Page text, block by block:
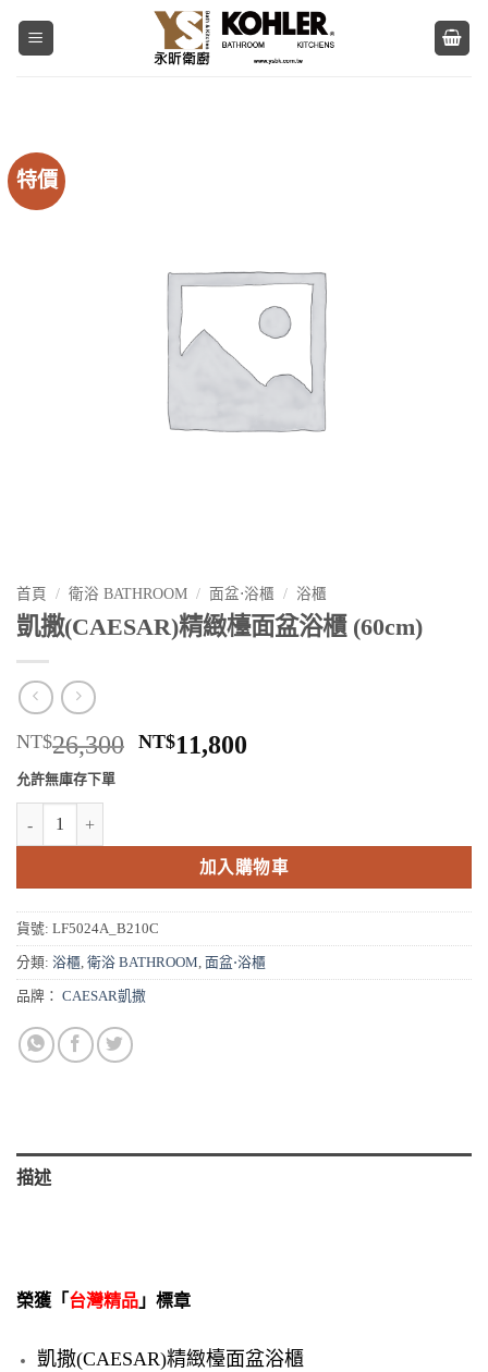
特價
首頁 / 衛浴 BATHROOM / 面盆⋅浴櫃 / 浴櫃
凱撒(CAESAR)精緻檯面盆浴櫃 (60cm)
NT$26,300 原
NT$26,300。
NT$11,800
NT$11,800。
允許無庫存下單
凱撒(CAESAR)精緻檯面盆浴櫃 (60cm) 數量
加入購物車
貨號: LF5024A_B210C
分類: 浴櫃, 衛浴 BATHROOM, 面盆⋅浴櫃
品牌： CAESAR凱撒
描述
榮獲「 台灣精品 」標章
凱撒(CAESAR)精緻檯面盆浴櫃